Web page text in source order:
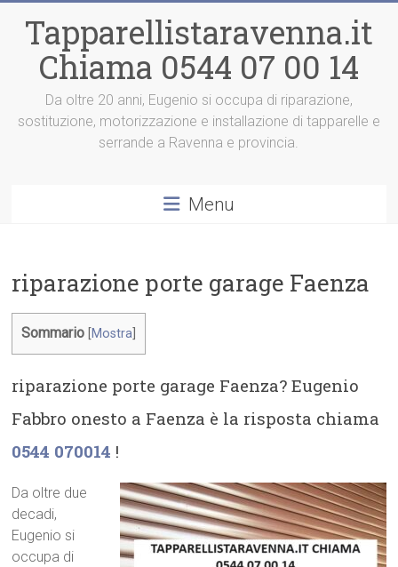
contenuto
Tapparellistaravenna.it
Chiama 0544 07 00 14
Da oltre 20 anni, Eugenio si occupa di riparazione,
sostituzione, motorizzazione e installazione di tapparelle e
serrande a Ravenna e provincia.
Menu
riparazione porte garage Faenza
Sommario Mostra
riparazione porte garage Faenza? Eugenio
Fabbro onesto a Faenza è la risposta chiama
0544 070014 !
Da oltre due
decadi,
Eugenio si
occupa di